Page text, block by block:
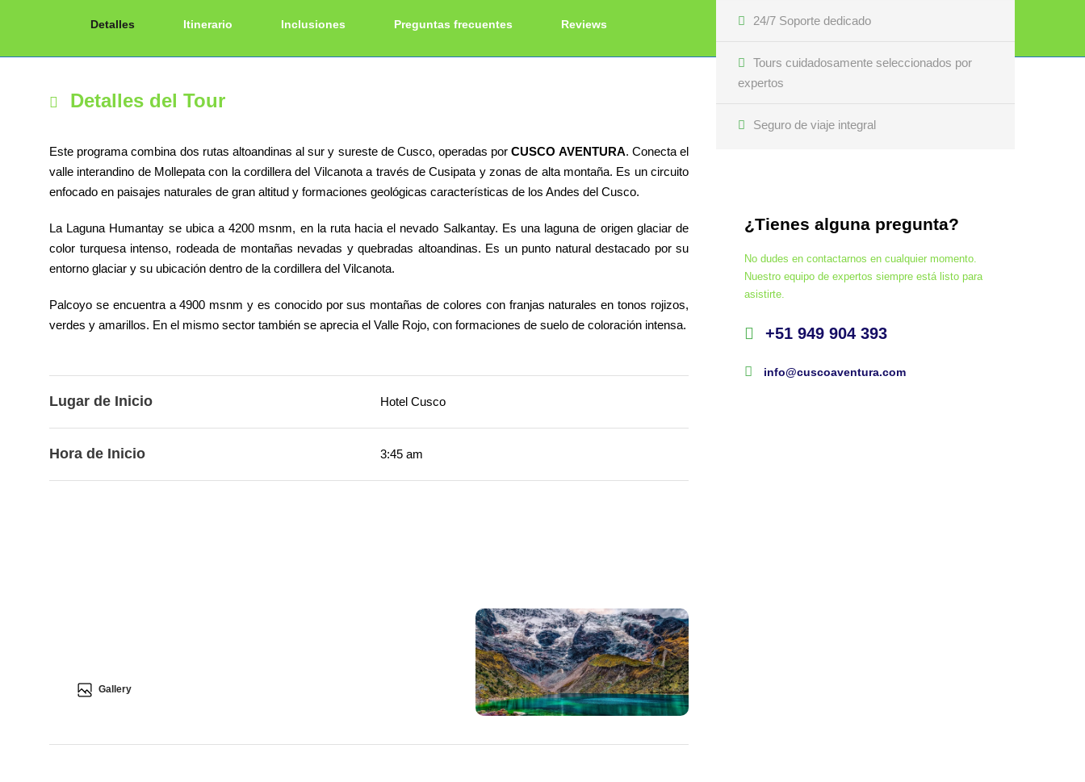
24/7 Soporte dedicado
Tours cuidadosamente seleccionados por
expertos
Seguro de viaje integral
¿Tienes alguna pregunta?
No dudes en contactarnos en cualquier momento.
Nuestro equipo de expertos siempre está listo para
asistirte.
+51 949 904 393
info@cuscoaventura.com
Detalles Itinerario Inclusiones Preguntas frecuentes Reviews
Detalles del Tour
Este programa combina dos rutas altoandinas al sur y sureste de Cusco, operadas porCUSCO AVENTURA. Conecta el
valle interandino de Mollepata con la cordillera del Vilcanota a través de Cusipata y zonas de alta montaña. Es un circuito
enfocado en paisajes naturales de gran altitud y formaciones geológicas características de los Andes del Cusco.
La Laguna Humantay se ubica a 4200 msnm, en la ruta hacia el nevado Salkantay. Es una laguna de origen glaciar de
color turquesa intenso, rodeada de montañas nevadas y quebradas altoandinas. Es un punto natural destacado por su
entorno glaciar y su ubicación dentro de la cordillera del Vilcanota.
Palcoyo se encuentra a 4900 msnm y es conocido por sus montañas de colores con franjas naturales en tonos rojizos,
verdes y amarillos. En el mismo sector también se aprecia el Valle Rojo, con formaciones de suelo de coloración intensa.
Lugar de Inicio Hotel Cusco
Hora de Inicio 3:45 am
Gallery